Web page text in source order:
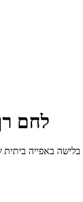
לחם
ביתית שמזכירה תוצאה של